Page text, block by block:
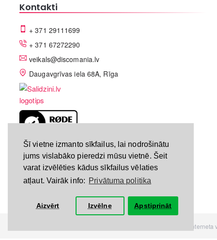
Šī vietne izmanto sīkfailus, lai nodrošinātu
jums vislabāko pieredzi mūsu vietnē. Šeit
varat izvēlēties kādus sīkfailus vēlaties
atļaut. Vairāk info: Privātuma politika
Aizvērt Izvēlne Apstiprināt
Kontakti
+ 371 29111699
+ 371 67272290
veikals@discomania.lv
Daugavgrīvas iela 68A, Rīga
LV-A58C07DF
Visas tiesības rezervētas.